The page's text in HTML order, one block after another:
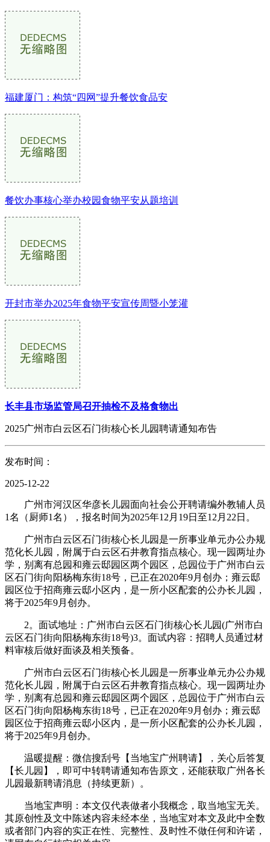
福建厦门：构筑“四网”提升餐饮食品安
餐饮办事核心举办校园食物平安从题培训
开封市举办2025年食物平安宣传周暨小笼灌
长丰县市场监管局召开抽检不及格食物出
2025广州市白云区石门街核心长儿园聘请通知布告
发布时间：
2025-12-22
广州市河汉区华彦长儿园面向社会公开聘请编外教辅人员
1名（厨师1名），报名时间为2025年12月19日至12月22日。
广州市白云区石门街核心长儿园是一所事业单元办公办规
范化长儿园，附属于白云区石井教育指点核心。现一园两址办
学，别离有总园和雍云邸园区两个园区，总园位于广州市白云
区石门街向阳杨梅东街18号，已正在2020年9月创办；雍云邸
园区位于招商雍云邸小区内，是一所小区配套的公办长儿园，
将于2025年9月创办。
2。面试地址：广州市白云区石门街核心长儿园(广州市白
云区石门街向阳杨梅东街18号)3。面试内容：招聘人员通过材
料审核后做好面谈及相关预备。
广州市白云区石门街核心长儿园是一所事业单元办公办规
范化长儿园，附属于白云区石井教育指点核心。现一园两址办
学，别离有总园和雍云邸园区两个园区，总园位于广州市白云
区石门街向阳杨梅东街18号，已正在2020年9月创办；雍云邸
园区位于招商雍云邸小区内，是一所小区配套的公办长儿园，
将于2025年9月创办。
温暖提醒：微信搜刮号【当地宝广州聘请】，关心后答复
【长儿园】，即可中转聘请通知布告原文，还能获取广州各长
儿园最新聘请消息（持续更新）。
当地宝声明：本文仅代表做者小我概念，取当地宝无关。
其原创性及文中陈述内容未经本坐，当地宝对本文及此中全数
或者部门内容的实正在性、完整性、及时性不做任何和许诺，